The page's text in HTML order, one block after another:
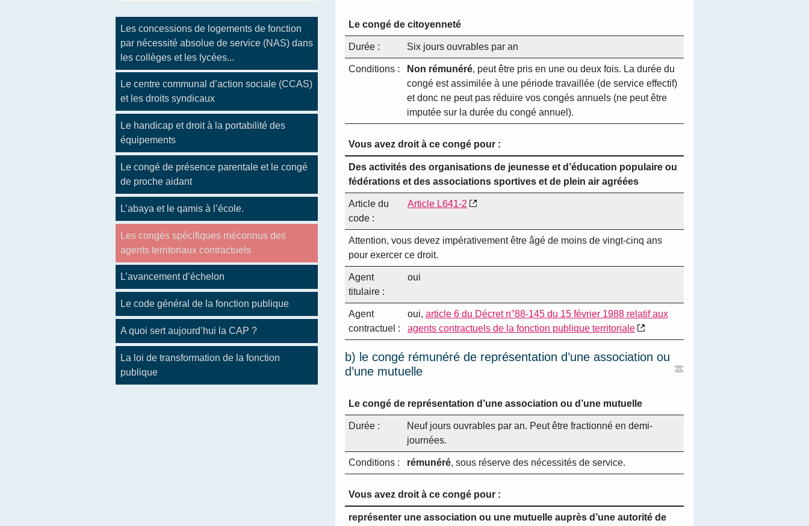
Le congé de citoyenneté
Durée : Six jours ouvrables par an
Conditions : Non rémunéré, peut être pris en une ou deux fois. La durée du
congé est assimilée à une période travaillée (de service effectif)
et donc ne peut pas réduire vos congés annuels (ne peut être
imputée sur la durée du congé annuel).
Vous avez droit à ce congé pour :
Des activités des organisations de jeunesse et d’éducation populaire ou
fédérations et des associations sportives et de plein air agréées
Article du
code :
Article L641-2
Attention, vous devez impérativement être âgé de moins de vingt-cinq ans
pour exercer ce droit.
Agent
titulaire :
oui
Agent
contractuel :
oui, article 6 du Décret n°88-145 du 15 février 1988 relatif aux
agents contractuels de la fonction publique territoriale
b) le congé rémunéré de représentation d’une association ou
d’une mutuelle
Le congé de représentation d’une association ou d’une mutuelle
Durée :
Neuf jours ouvrables par an. Peut être fractionné en demi-
journées.
Conditions : rémunéré, sous réserve des nécessités de service.
Vous avez droit à ce congé pour :
représenter une association ou une mutuelle auprès d’une autorité de
Les concessions de logements de fonction
par nécessité absolue de service (NAS) dans
les collèges et les lycées...
Le centre communal d’action sociale (CCAS)
et les droits syndicaux
Le handicap et droit à la portabilité des
équipements
Le congé de présence parentale et le congé
de proche aidant
L’abaya et le qamis à l’école.
Les congés spécifiques méconnus des
agents territoriaux contractuels
L’avancement d’échelon
Le code général de la fonction publique
A quoi sert aujourd’hui la CAP ?
La loi de transformation de la fonction
publique